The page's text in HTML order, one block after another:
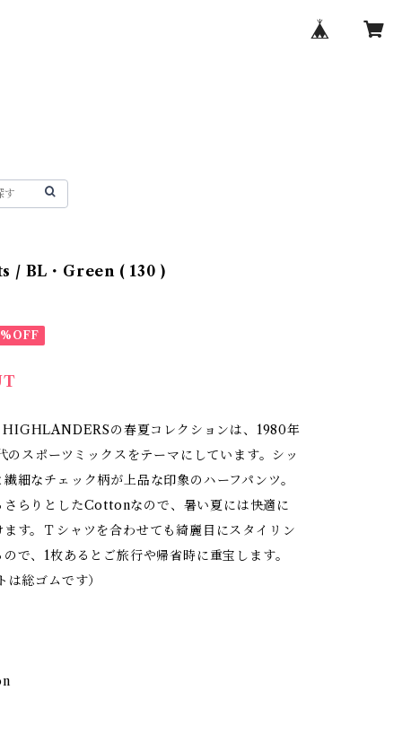
/ BL・Green ( 130 )
の春夏コレクションは、1980年
のスポーツミックスをテーマにしています。シッ
細なチェック柄が上品な印象のハーフパンツ。
さらりとしたCottonなので、暑い夏には快適に
す。Ｔシャツを合わせても綺麗目にスタイリン
で、1枚あるとご旅行や帰省時に重宝します。
総ゴムです）